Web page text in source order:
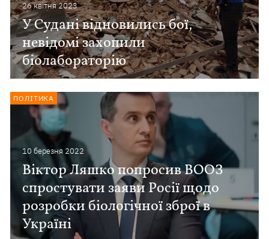
26 квiтня 2023
У Судані відновились бої,
невідомі захопили
біолабораторію
10 березня 2022
Віктор Ляшко попросив ВООЗ
спростувати заяви Росії щодо
розробки біологічної зброї в
Україні
ПОЛІТИКА